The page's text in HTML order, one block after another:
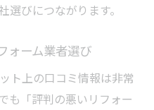
選びにつながります。
ォーム業者選び
ト上の口コミ情報は非常
も「評判の悪いリフォー